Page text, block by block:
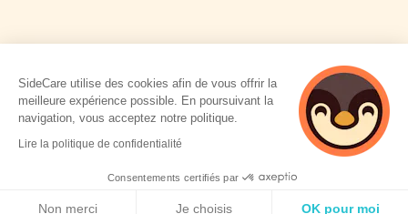
© 2026 SideCare. Tous droits réservés.
SideCare utilise des cookies afin de vous offrir la
meilleure expérience possible. En poursuivant la
navigation, vous acceptez notre politique.
Lire la politique de confidentialité
Consentements certifiés par
Non merci Je choisis OK pour moi
4 personnes
consultent
actuellement cette